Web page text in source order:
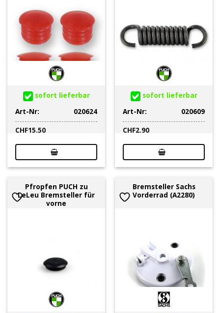
sofort lieferbar
Art-Nr:
020624
CHF15.50
sofort lieferbar
Art-Nr:
020609
CHF2.90
Pfropfen PUCH zu
LeLeu Bremsteller für
vorne
Bremsteller Sachs
Vorderrad (A2280)